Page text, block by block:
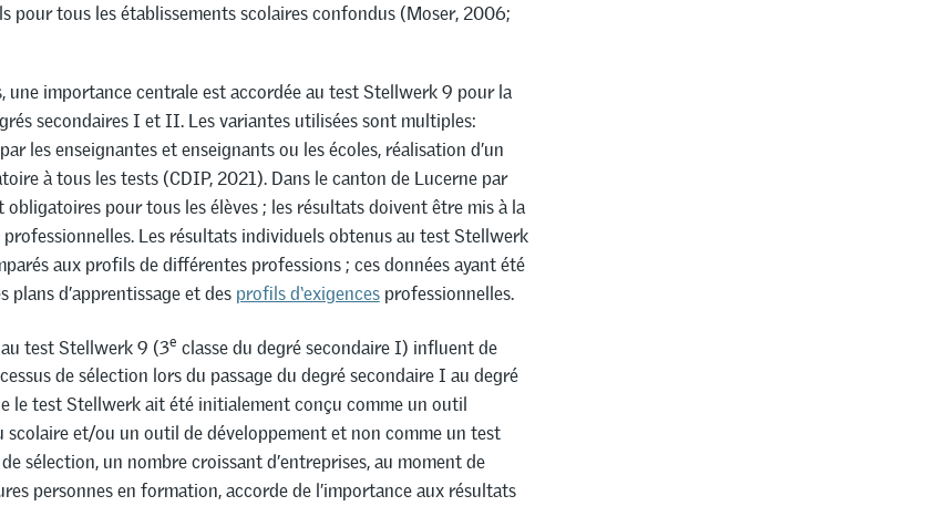
pour tous les établissements scolaires confondus (Moser, 2006;
une importance centrale est accordée au test Stellwerk 9 pour la
secondaires I et II. Les variantes utilisées sont multiples:
les enseignantes et enseignants ou les écoles, réalisation d’un
à tous les tests (CDIP, 2021). Dans le canton de Lucerne par
obligatoires pour tous les élèves ; les résultats doivent être mis à la
Les résultats individuels obtenus au test Stellwerk
aux profils de différentes professions ; ces données ayant été
plans d’apprentissage et des profils d‘exigencesprofessionnelles.
test Stellwerk 9 (3e classe du degré secondaire I) influent de
de sélection lors du passage du degré secondaire I au degré
le test Stellwerk ait été initialement conçu comme un outil
scolaire et/ou un outil de développement et non comme un test
sélection, un nombre croissant d’entreprises, au moment de
personnes en formation, accorde de l’importance aux résultats